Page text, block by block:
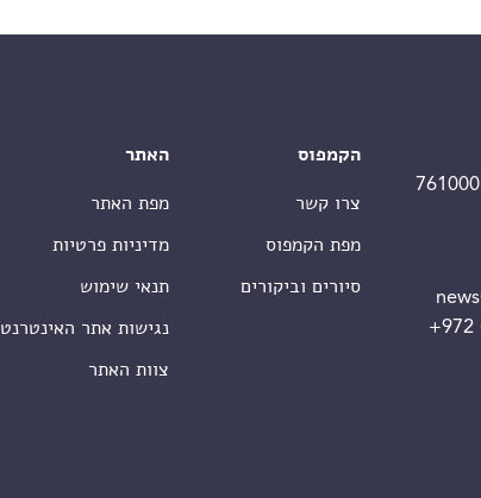
+972
הקמפוס
צרו קשר
מפת הקמפוס
סיורים וביקורים
האתר
מפת האתר
מדיניות פרטיות
תנאי שימוש
נגישות אתר האינטרנט
צוות האתר